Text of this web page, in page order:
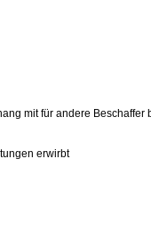
mit für andere
erwirbt